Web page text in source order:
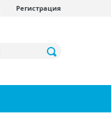
Регистрация